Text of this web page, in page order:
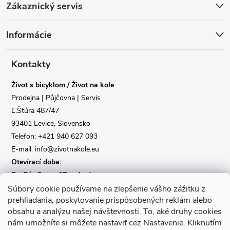
Súbory cookie používame na zlepšenie vášho zážitku z
prehliadania, poskytovanie prispôsobených reklám alebo
obsahu a analýzu našej návštevnosti. To, aké druhy cookies
nám umožníte si môžete nastaviť cez Nastavenie. Kliknutím
p
Zákaznický servis
Informácie
Kontakty
Život s bicyklom / Život na kole
Prodejna | Půjčovna | Servis
Ľ.Štúra 487/47
93401 Levice, Slovensko
Telefon: +421 940 627 093
E-mail: info@zivotnakole.eu
Otevírací doba:
Po-Pá : 9,oo - 17,oo hod
So : 9,oo - 12,oo | Ne : Zavřeno
Kontaktní formulář